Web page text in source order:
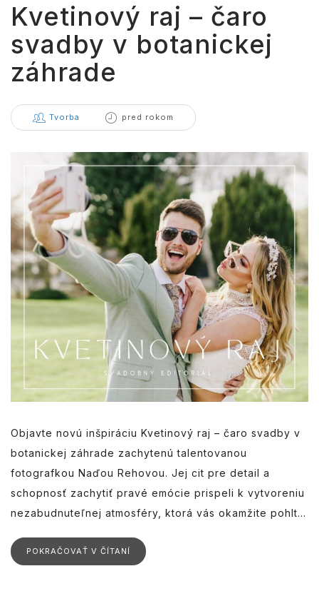
Kvetinový raj – čaro
svadby v botanickej
záhrade
Tvorba pred rokom
Objavte novú inšpiráciu Kvetinový raj – čaro svadby v
botanickej záhrade zachytenú talentovanou
fotografkou Naďou Rehovou. Jej cit pre detail a
schopnosť zachytiť pravé emócie prispeli k vytvoreniu
nezabudnuteľnej atmosféry, ktorá vás okamžite pohlt...
POKRAČOVAŤ V ČÍTANÍ